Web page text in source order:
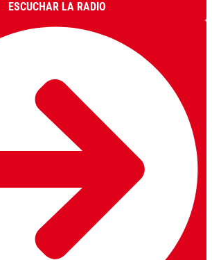
ESCUCHAR LA RADIO